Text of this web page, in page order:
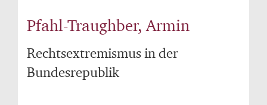
Pfahl-Traughber, Armin
Rechtsextremismus in der
Bundesrepublik